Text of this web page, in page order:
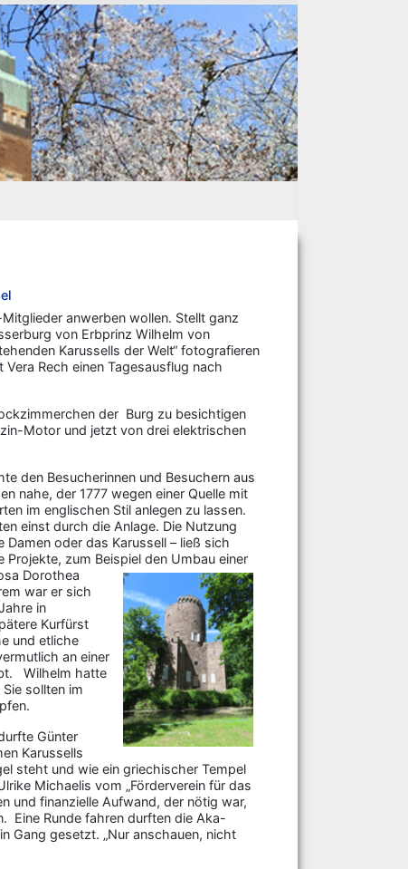
anwerben wollen. Stellt ganz
von Erbprinz Wilhelm von
Karussells der Welt“ fotografieren
Rech einen Tagesausflug nach
der Burg zu besichtigen
Motor und jetzt von drei elektrischen
den Besucherinnen und Besuchern aus
nahe, der 1777 wegen einer Quelle mit
im englischen Stil anlegen zu lassen.
einst durch die Anlage. Die Nutzung
oder das Karussell – ließ sich
zum Beispiel den Umbau einer
Dorothea
war er sich
in
Kurfürst
und etliche
an einer
Wilhelm hatte
sollten im
Günter
Karussells
steht und wie ein griechischer Tempel
Michaelis vom „Förderverein für das
und finanzielle Aufwand, der nötig war,
Eine Runde fahren durften die Aka-
Gang gesetzt. „Nur anschauen, nicht